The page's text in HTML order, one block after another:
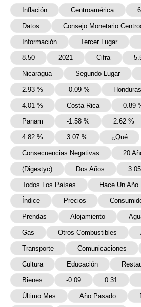
Inflación Centroamérica
Datos Consejo Monetario
Información Tercer Lugar
8.50 2021 Cifra
Nicaragua Segundo Lugar
2.93 % -0.09 % Honduras
4.01 % Costa Rica 0.89
Panam -1.58 % 2.62 %
4.82 % 3.07 % ¿Qué
Consecuencias Negativas 20
(Digestyc) Dos Años
Todos Los Países Hace Un Año
Índice Precios
Prendas Alojamiento
Gas Otros Combustibles
Transporte Comunicaciones
Cultura Educación
Bienes -0.09 0.31
Último Mes Año Pasado